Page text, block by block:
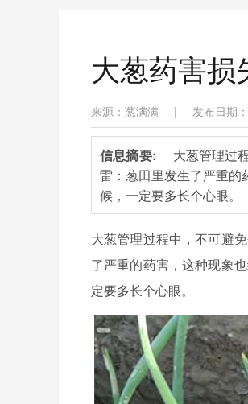
大葱药害损
来源：葱满满 | 发布日期
信息摘要: 大葱管理过
雷：葱田里发生了严重
候，一定要多长个心眼。
大葱管理过程中，不可避
了严重的药害，这种现象
定要多长个心眼。